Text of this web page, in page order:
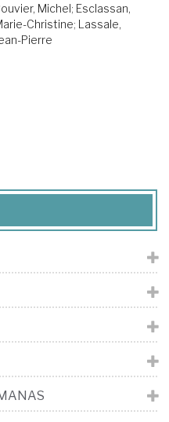
Michel; Esclassan,
Christine; Lassale,
Pierre